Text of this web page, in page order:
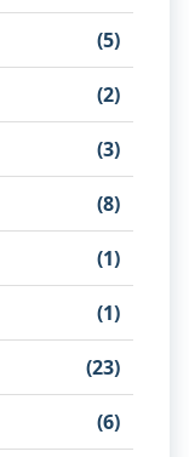
(5)
(2)
(3)
(8)
(1)
(1)
(23)
(6)